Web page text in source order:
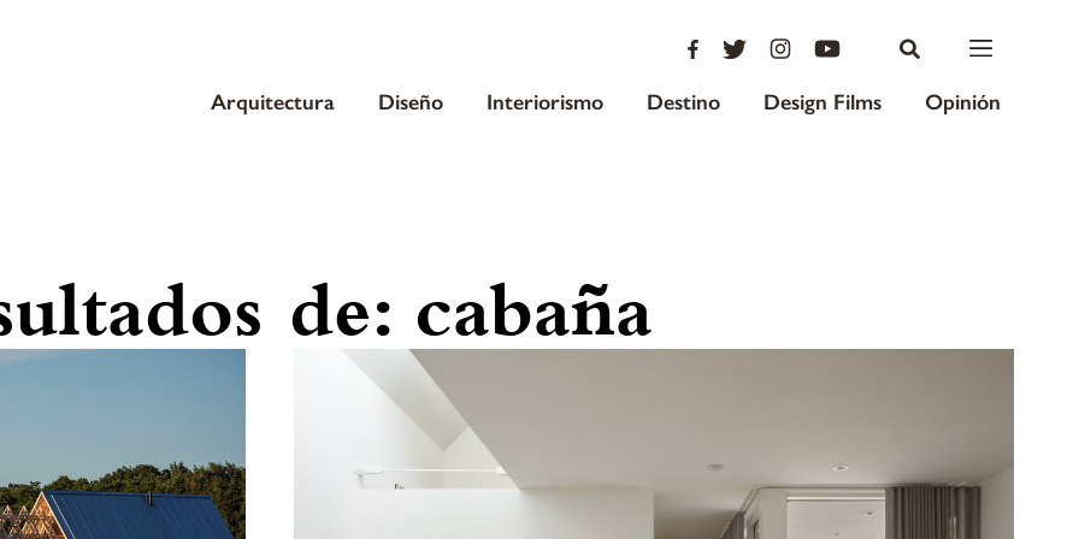
Arquitectura Diseño Interiorismo Destino Design Films Opinión
de: cabaña